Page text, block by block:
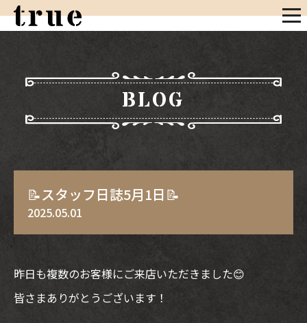
BLOG
📝スタッフ日誌5月1日📝
2025.05.01
昨日も複数のお客様にご来店いただきました😊
皆さまありがとうございます！